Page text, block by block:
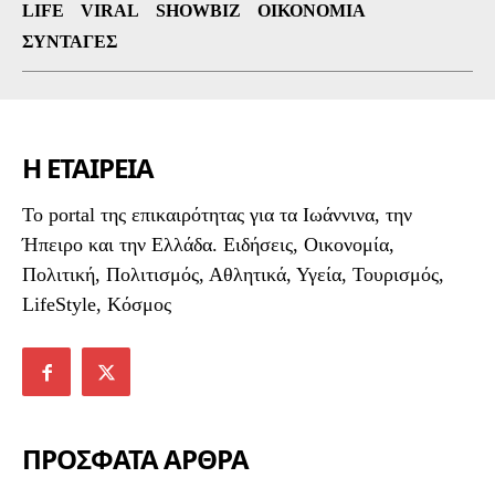
LIFE
VIRAL SHOWBIZ
ΟΙΚΟΝΟΜΊΑ
ΣΥΝΤΑΓΈΣ
Η ΕΤΑΙΡΕΙΑ
To portal της επικαιρότητας για τα Ιωάννινα, την
Ήπειρο και την Ελλάδα. Ειδήσεις, Οικονομία,
Πολιτική, Πολιτισμός, Αθλητικά, Υγεία, Τουρισμός,
LifeStyle, Κόσμος
ΠΡΟΣΦΑΤΑ ΑΡΘΡΑ